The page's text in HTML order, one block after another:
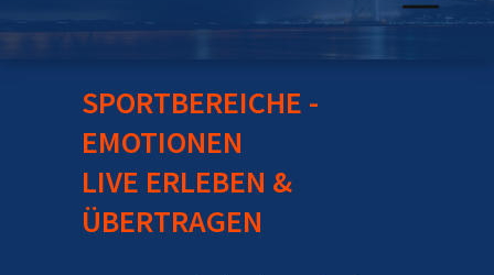
SPORTBEREICHE -
EMOTIONEN
LIVE ERLEBEN &
ÜBERTRAGEN